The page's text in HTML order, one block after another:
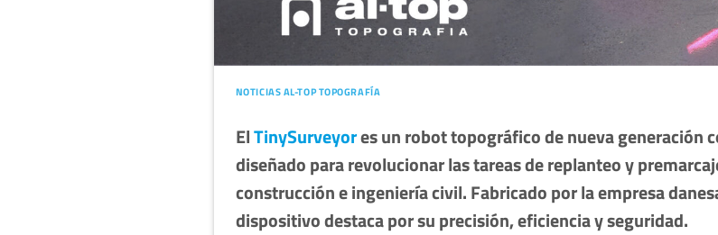
NOTICIAS AL-TOP TOPOGRAFÍA
ElTinySurveyores un robot topográfico de nueva generación
diseñado para revolucionar las tareas de replanteo y
construcción e ingeniería civil. Fabricado por la empresa
dispositivo destaca por su precisión, eficiencia y seguridad.